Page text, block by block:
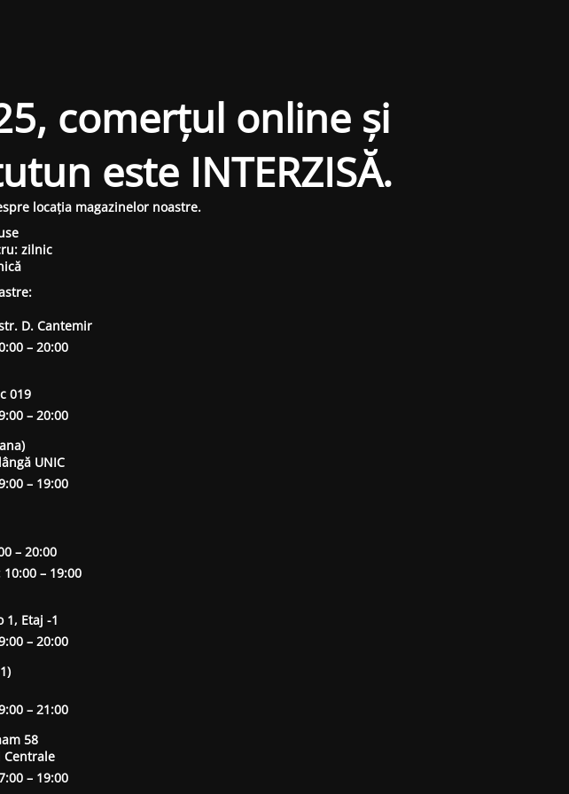
comerțul online și
este INTERZISĂ.
locația magazinelor noastre.
zilnic
D. Cantemir
– 20:00
019
– 20:00
UNIC
– 19:00
– 20:00
– 19:00
Etaj -1
– 20:00
– 21:00
58
– 19:00